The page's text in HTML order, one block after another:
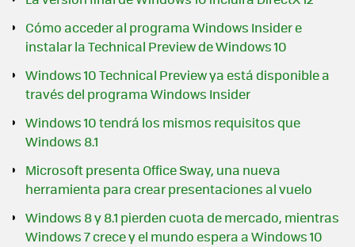
Cómo acceder al programa Windows Insider e
instalar la Technical Preview de Windows 10
Windows 10 Technical Preview ya está disponible a
través del programa Windows Insider
Windows 10 tendrá los mismos requisitos que
Windows 8.1
Microsoft presenta Office Sway, una nueva
herramienta para crear presentaciones al vuelo
Windows 8 y 8.1 pierden cuota de mercado, mientras
Windows 7 crece y el mundo espera a Windows 10